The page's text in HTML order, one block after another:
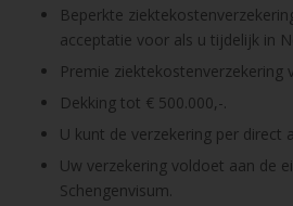
Beperkte
acceptatie voor als u tijdelijk in
Premie ziektekostenverzekering
Dekking tot € 500.000,-.
U kunt de verzekering per direct
Uw verzekering voldoet aan de
Schengenvisum.